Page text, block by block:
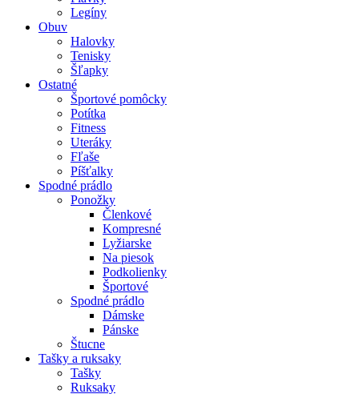
Legíny
Obuv
Halovky
Tenisky
Šľapky
Ostatné
Športové pomôcky
Potítka
Fitness
Uteráky
Fľaše
Píšťalky
Spodné prádlo
Ponožky
Členkové
Kompresné
Lyžiarske
Na piesok
Podkolienky
Športové
Spodné prádlo
Dámske
Pánske
Štucne
Tašky a ruksaky
Tašky
Ruksaky